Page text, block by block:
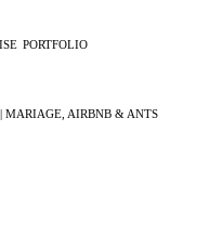
PORTFOLIO
MARIAGE, AIRBNB & ANTS